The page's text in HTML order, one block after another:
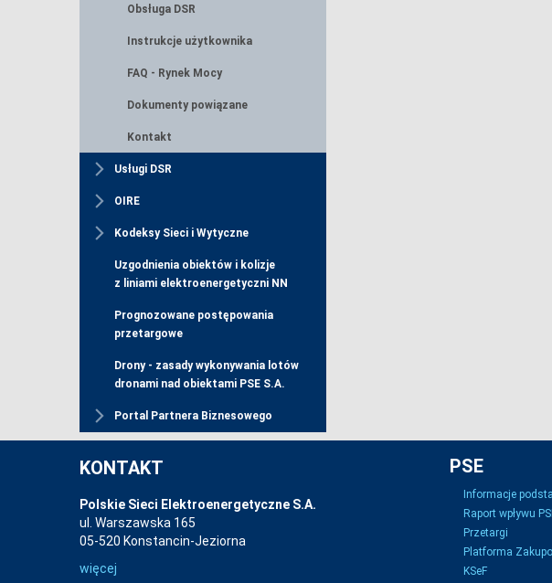
Obsługa DSR
Instrukcje użytkownika
FAQ - Rynek Mocy
Dokumenty powiązane
Kontakt
Usługi DSR
OIRE
Kodeksy Sieci i Wytyczne
Uzgodnienia obiektów i kolizje
z liniami elektroenergetyczni NN
Prognozowane postępowania
przetargowe
Drony - zasady wykonywania lotów
dronami nad obiektami PSE S.A.
Portal Partnera Biznesowego
KONTAKT
Polskie Sieci Elektroenergetyczne S.A.
ul. Warszawska 165
05-520 Konstancin-Jeziorna
więcej
PSE
Informacje
Raport wpływu
Przetargi
Platforma
KSeF